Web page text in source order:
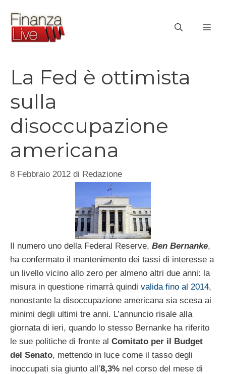
contenuto
La Fed è ottimista
sulla
disoccupazione
americana
8 Febbraio 2012 di Redazione
Il numero uno della Federal Reserve, Ben Bernanke,
ha confermato il mantenimento dei tassi di interesse a
un livello vicino allo zero per almeno altri due anni: la
misura in questione rimarrà quindi valida fino al 2014,
nonostante la disoccupazione americana sia scesa ai
minimi degli ultimi tre anni. L’annuncio risale alla
giornata di ieri, quando lo stesso Bernanke ha riferito
le sue politiche di fronte al Comitato per il Budget
del Senato, mettendo in luce come il tasso degli
inoccupati sia giunto all’8,3% nel corso del mese di